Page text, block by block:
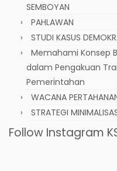
SEMBOYAN
PAHLAWAN
STUDI KASUS
Memahami Konsep
dalam Pengakuan
Pemerintahan
WACANA
STRATEGI
Follow Instagram